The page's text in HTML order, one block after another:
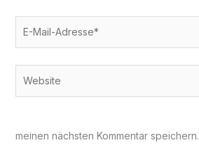
Mail-
meinen nächsten Kommentar speichern.